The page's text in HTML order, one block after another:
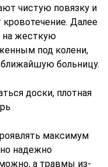
чистую повязку и
Далее
на жесткую
под колени,
больницу.
доски, плотная
максимум
надежно
а травмы из-